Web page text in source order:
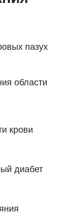
пазух
области
крови
диабет